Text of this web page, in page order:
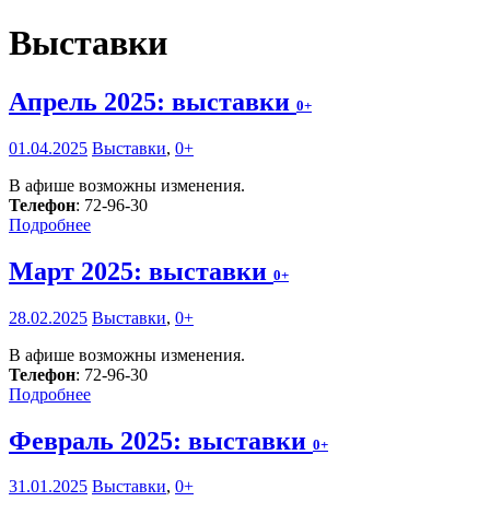
Выставки
Апрель 2025: выставки 0+
01.04.2025 Выставки, 0+
В афише возможны изменения.
Телефон: 72-96-30
Подробнее
Март 2025: выставки 0+
28.02.2025 Выставки, 0+
В афише возможны изменения.
Телефон: 72-96-30
Подробнее
Февраль 2025: выставки 0+
31.01.2025 Выставки, 0+